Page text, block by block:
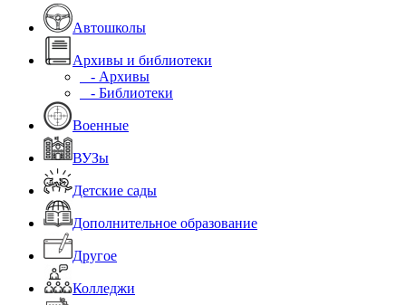
Автошколы
Архивы и библиотеки
- Архивы
- Библиотеки
Военные
ВУЗы
Детские сады
Дополнительное образование
Другое
Колледжи